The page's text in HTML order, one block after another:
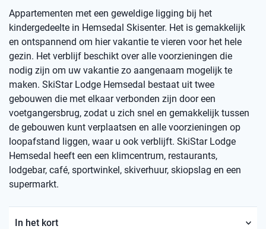
Appartementen met een geweldige ligging bij het
kindergedeelte in Hemsedal Skisenter. Het is gemakkelijk
en ontspannend om hier vakantie te vieren voor het hele
gezin. Het verblijf beschikt over alle voorzieningen die
nodig zijn om uw vakantie zo aangenaam mogelijk te
maken. SkiStar Lodge Hemsedal bestaat uit twee
gebouwen die met elkaar verbonden zijn door een
voetgangersbrug, zodat u zich snel en gemakkelijk tussen
de gebouwen kunt verplaatsen en alle voorzieningen op
loopafstand liggen, waar u ook verblijft. SkiStar Lodge
Hemsedal heeft een een klimcentrum, restaurants,
lodgebar, café, sportwinkel, skiverhuur, skiopslag en een
supermarkt.
In het kort